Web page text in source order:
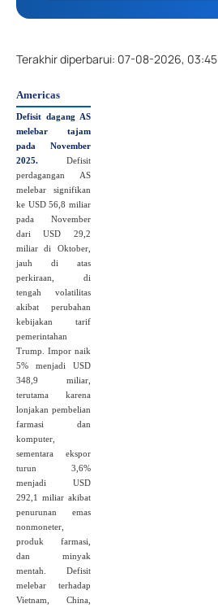
Terakhir diperbarui: 07-08-2026, 03:45
Americas
Defisit dagang AS
melebar tajam
pada November
2025.
Defisit
perdagangan AS
melebar signifikan
ke USD 56,8 miliar
pada November
dari USD 29,2
miliar di Oktober,
jauh di atas
perkiraan, di
tengah volatilitas
akibat perubahan
kebijakan tarif
pemerintahan
Trump. Impor naik
5% menjadi USD
348,9 miliar,
terutama karena
lonjakan pembelian
farmasi dan
komputer,
sementara ekspor
turun 3,6%
menjadi USD
292,1 miliar akibat
penurunan emas
nonmoneter,
produk farmasi,
dan minyak
mentah. Defisit
melebar terhadap
Vietnam, China,